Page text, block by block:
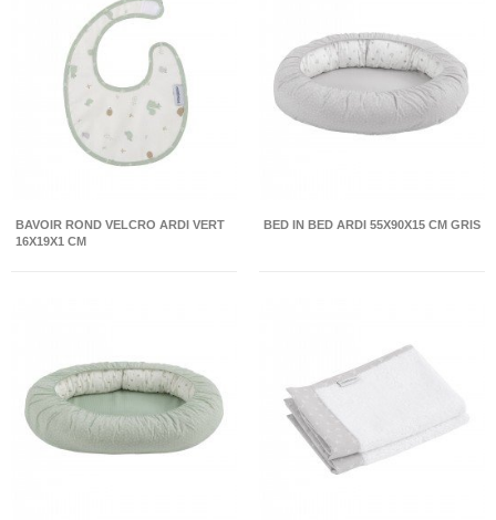
BAVOIR ROND VELCRO ARDI VERT
16X19X1 CM
BED IN BED ARDI 55X90X15 CM GRIS